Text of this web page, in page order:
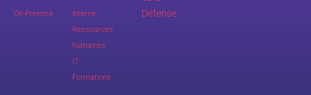
On-Premise
interne
Ressources
humaines
IT
Formations
Défense